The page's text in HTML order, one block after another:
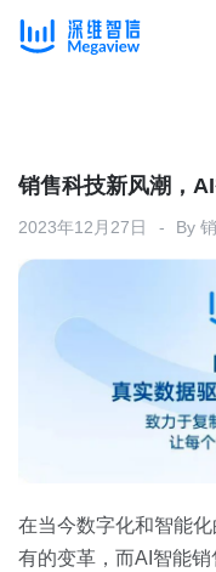
产品总览
产品集成
解决方案
按行业
消费医疗
房地产
客户案例
资源中心
关于我们
销售科技新风潮，
2023年12月27日 By
在当今数字化和智能
有的变革，而AI智能